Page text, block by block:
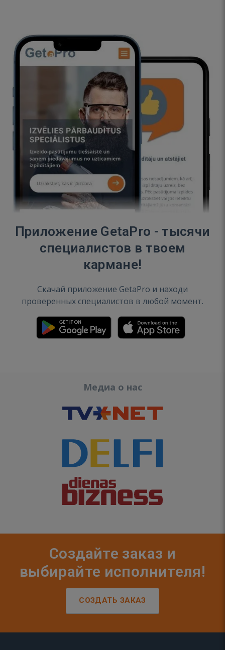
Приложение GetaPro - тысячи
специалистов в твоем
кармане!
Скачай приложение GetaPro и находи
проверенных специалистов в любой момент.
Медиа о нас
Создайте заказ и
выбирайте исполнителя!
СОЗДАТЬ ЗАКАЗ